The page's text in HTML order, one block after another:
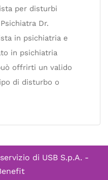
per disturbi
Dr.
in psichiatria e
in psichiatria
offrirti un valido
di disturbo o
di USB S.p.A. -